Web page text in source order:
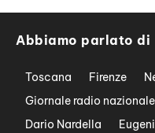
Abbiamo parlato di
Toscana Firenze
Giornale radio nazionale
Dario Nardella